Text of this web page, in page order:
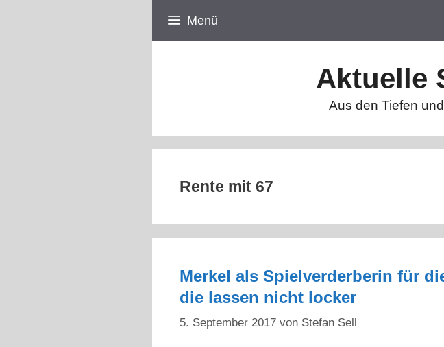
Menü
Aktuelle
Aus den Tiefen
Rente mit 67
Merkel als Spielverderberin für
die lassen nicht locker
5. September 2017 von Stefan Sell